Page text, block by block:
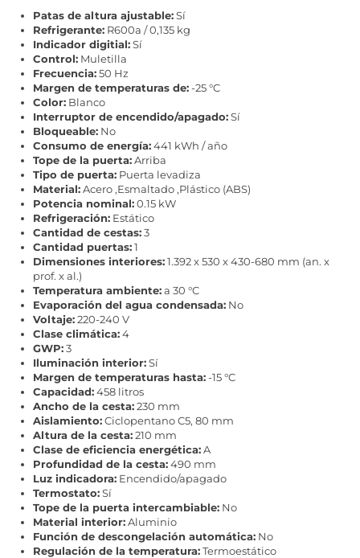
Patas de altura ajustable:Sí
Refrigerante: R600a / 0,135 kg
Indicador digitial:Sí
Control: Muletilla
Frecuencia:50 Hz
Margen de temperaturas de:-25 °C
Color: Blanco
Interruptor de encendido/apagado:Sí
Bloqueable: No
Consumo de energía:441 kWh / año
Tope de la puerta:Arriba
Tipo de puerta: Puerta levadiza
Material:Acero ,Esmaltado ,Plástico (ABS)
Potencia nominal:0.15 kW
Refrigeración: Estático
Cantidad de cestas:3
Cantidad puertas:1
Dimensiones interiores:1.392 x 530 x 430-680 mm (an. x
prof. x al.)
Temperatura ambiente:a 30 °C
Evaporación del agua condensada: No
Voltaje:220-240 V
Clase climática:4
GWP:3
Iluminación interior:Sí
Margen de temperaturas hasta:-15 °C
Capacidad:458 litros
Ancho de la cesta:230 mm
Aislamiento:Ciclopentano C5, 80 mm
Altura de la cesta:210 mm
Clase de eficiencia energética:A
Profundidad de la cesta:490 mm
Luz indicadora: Encendido/apagado
Termostato:Sí
Tope de la puerta intercambiable: No
Material interior:Aluminio
Función de descongelación automática: No
Regulación de la temperatura:Termoestático